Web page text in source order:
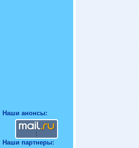
Наши анонсы:
Наши партнеры: